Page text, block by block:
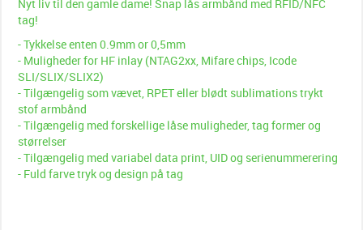
Nyt liv til den gamle dame! Snap lås armbånd med RFID/NFC
tag!
- Tykkelse enten 0.9mm or 0,5mm
- Muligheder for HF inlay (NTAG2xx, Mifare chips, Icode
SLI/SLIX/SLIX2)
- Tilgængelig som vævet, RPET eller blødt sublimations trykt
stof armbånd
- Tilgængelig med forskellige låse muligheder, tag former og
størrelser
- Tilgængelig med variabel data print, UID og serienummerering
- Fuld farve tryk og design på tag